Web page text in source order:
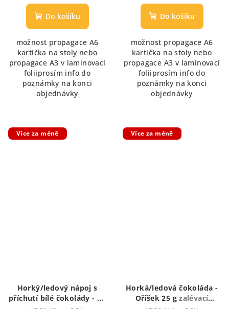
hodnocení
produktu
z
5
hvězdiček.
Do košíku
možnost propagace A6
kartička na stoly nebo
propagace A3 v laminovací
foliiprosím info do
poznámky na konci
objednávky
Do košíku
možnost propagace A6
kartička na stoly nebo
propagace A3 v laminovací
foliiprosím info do
poznámky na konci
objednávky
Více za méně
Horký/ledový nápoj s
příchutí bílé čokolády - 25
Více za méně
Horká/ledová čokoláda -
Oříšek 25 gzalévací